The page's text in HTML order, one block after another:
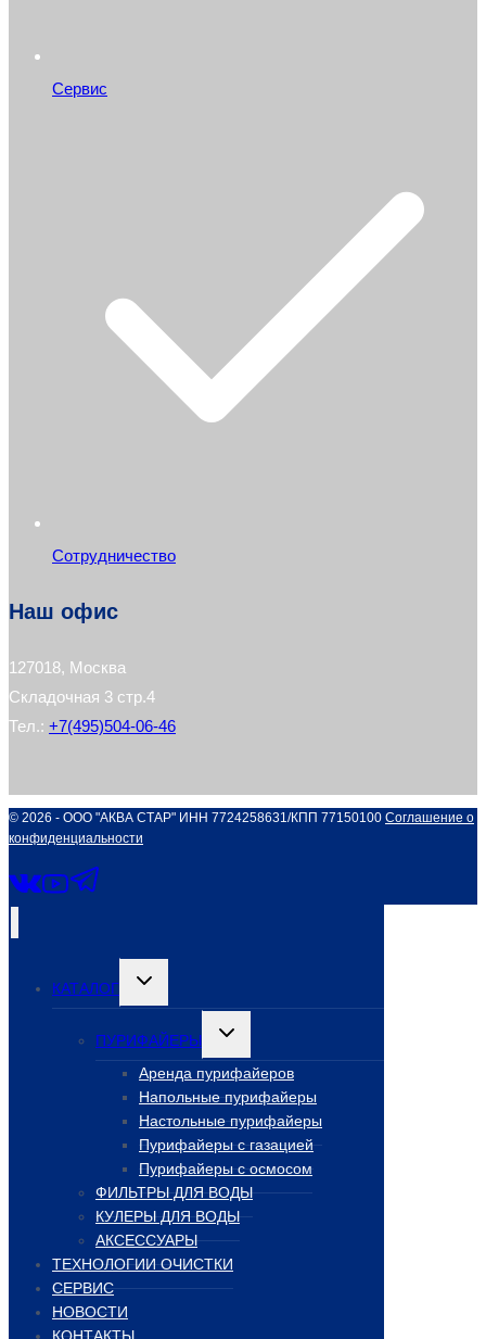
Сервис
Сотрудничество
Наш офис
127018, Москва
Складочная 3 стр.4
Тел.: +7(495)504-06-46
© 2026 - ООО "АКВА СТАР" ИНН 7724258631/КПП 77150100 Соглашение о
конфиденциальности
КАТАЛОГ
Переключить
меню
ПУРИФАЙЕРЫ
Переключить
меню
Аренда пурифайеров
Напольные пурифайеры
Настольные пурифайеры
Пурифайеры с газацией
Пурифайеры с осмосом
ФИЛЬТРЫ ДЛЯ ВОДЫ
КУЛЕРЫ ДЛЯ ВОДЫ
АКСЕССУАРЫ
ТЕХНОЛОГИИ ОЧИСТКИ
СЕРВИС
НОВОСТИ